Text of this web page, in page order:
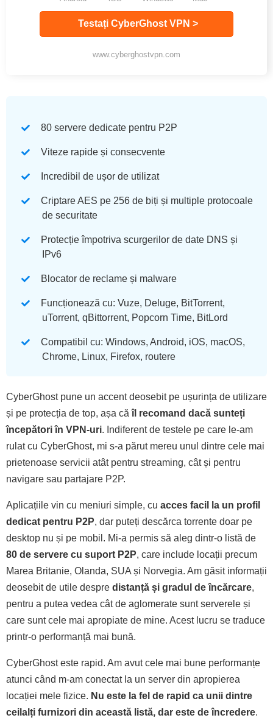
Testați CyberGhost VPN >
www.cyberghostvpn.com
80 servere dedicate pentru P2P
Viteze rapide și consecvente
Incredibil de ușor de utilizat
Criptare AES pe 256 de biți și multiple protocoale
de securitate
Protecție împotriva scurgerilor de date DNS și
IPv6
Blocator de reclame și malware
Funcționează cu: Vuze, Deluge, BitTorrent,
uTorrent, qBittorrent, Popcorn Time, BitLord
Compatibil cu: Windows, Android, iOS, macOS,
Chrome, Linux, Firefox, routere
CyberGhost pune un accent deosebit pe ușurința de utilizare
și pe protecția de top, așa căîl recomand dacă sunteți
începători în VPN-uri. Indiferent de testele pe care le-am
rulat cu CyberGhost, mi s-a părut mereu unul dintre cele mai
prietenoase servicii atât pentru streaming, cât și pentru
navigare sau partajare P2P.
Aplicațiile vin cu meniuri simple, cu acces facil la un profil
dedicat pentru P2P, dar puteți descărca torrente doar pe
desktop nu și pe mobil. Mi-a permis să aleg dintr-o listă de
80 de servere cu suport P2P, care include locații precum
Marea Britanie, Olanda, SUA și Norvegia. Am găsit informații
deosebit de utile despre distanță și gradul de încărcare,
pentru a putea vedea cât de aglomerate sunt serverele și
care sunt cele mai apropiate de mine. Acest lucru se traduce
printr-o performanță mai bună.
CyberGhost este rapid. Am avut cele mai bune performanțe
atunci când m-am conectat la un server din apropierea
locației mele fizice. Nu este la fel de rapid ca unii dintre
ceilalți furnizori din această listă, dar este de încredere.